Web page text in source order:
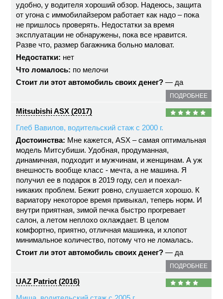
удобно, у водителя хороший обзор. Надеюсь, защита
от угона с иммобилайзером работает как надо – пока
не пришлось проверять. Недостатки за время
эксплуатации не обнаружены, пока все нравится.
Разве что, размер багажника больно маловат.
Недостатки: нет
Что ломалось: по мелочи
Стоит ли этот автомобиль своих денег? — да
ПОДРОБНЕЕ
Mitsubishi ASX (2017)
Глеб Вавилов, водительский стаж с 2000 г.
Достоинства: Мне кажется, ASX – самая оптимальная
модель Митсубиши. Удобная, продуманная,
динамичная, подходит и мужчинам, и женщинам. А уж
внешность вообще класс - мечта, а не машина. Я
получил ее в подарок в 2019 году, сел и поехал-
никаких проблем. Бежит ровно, слушается хорошо. К
вариатору некоторое время привыкал, теперь норм. И
внутри приятная, зимой печка быстро прогревает
салон, а летом неплохо охлаждает. В целом
комфортно, приятно, отличная машинка, и хлопот
минимальное количество, потому что не ломалась.
Стоит ли этот автомобиль своих денег? — да
ПОДРОБНЕЕ
UAZ Patriot (2016)